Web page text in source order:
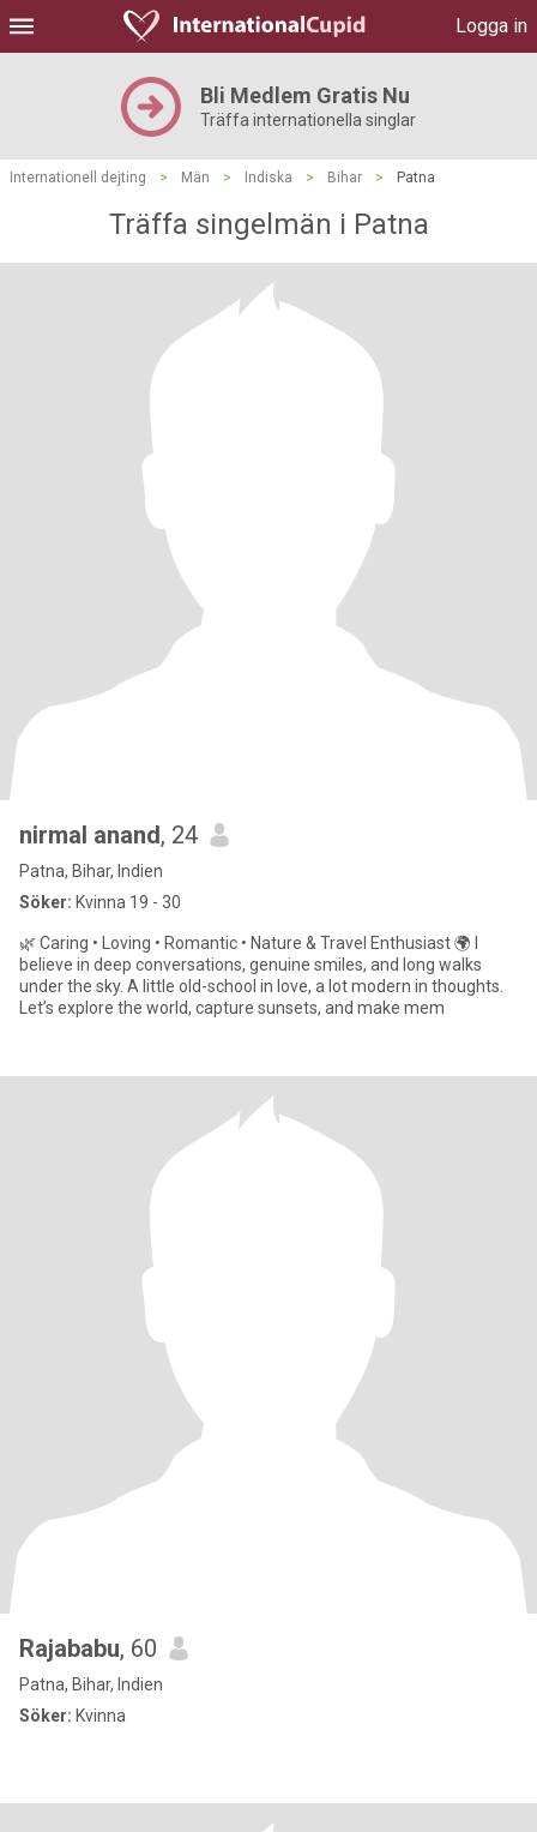
Logga in
Bli Medlem Gratis Nu
Träffa internationella singlar
Internationell dejting > Män > Indiska > Bihar > Patna
Träffa singelmän i Patna
nirmal anand, 24
Patna, Bihar, Indien
Söker: Kvinna 19 - 30
🌿 Caring • Loving • Romantic • Nature & Travel Enthusiast 🌍 I
believe in deep conversations, genuine smiles, and long walks
under the sky. A little old-school in love, a lot modern in thoughts.
Let’s explore the world, capture sunsets, and make mem
Rajababu, 60
Patna, Bihar, Indien
Söker: Kvinna